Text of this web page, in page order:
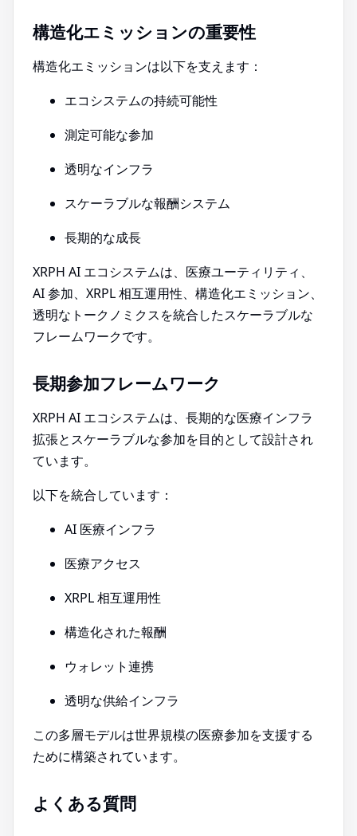
構造化エミッションの重要性
構造化エミッションは以下を支えます：
エコシステムの持続可能性
測定可能な参加
透明なインフラ
スケーラブルな報酬システム
長期的な成長
XRPH AI エコシステムは、医療ユーティリティ、
AI 参加、XRPL 相互運用性、構造化エミッション、
透明なトークノミクスを統合したスケーラブルな
フレームワークです。
長期参加フレームワーク
XRPH AI エコシステムは、長期的な医療インフラ
拡張とスケーラブルな参加を目的として設計され
ています。
以下を統合しています：
AI 医療インフラ
医療アクセス
XRPL 相互運用性
構造化された報酬
ウォレット連携
透明な供給インフラ
この多層モデルは世界規模の医療参加を支援する
ために構築されています。
よくある質問